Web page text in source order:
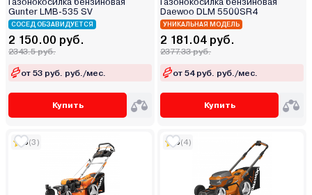
Gunter LMB-535 SV
СОСЕД ОБЗАВИДУЕТСЯ
2 150.00 руб.
2343.5 руб.
от 53 руб. руб./мес.
Купить
Daewoo DLM 5500SR4
УНИКАЛЬНАЯ МОДЕЛЬ
2 181.04 руб.
2377.33 руб.
от 54 руб. руб./мес.
Купить
5(3) 5(4)